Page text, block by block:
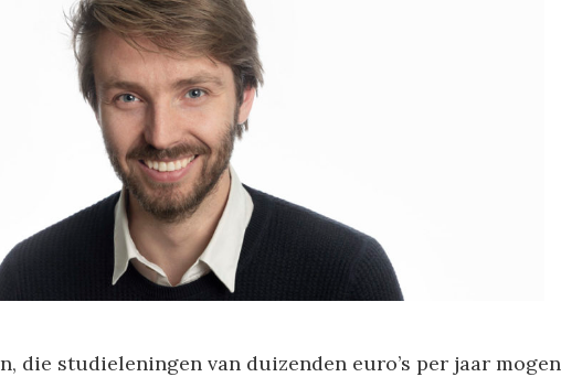
die studieleningen van duizenden euro’s per jaar mogen